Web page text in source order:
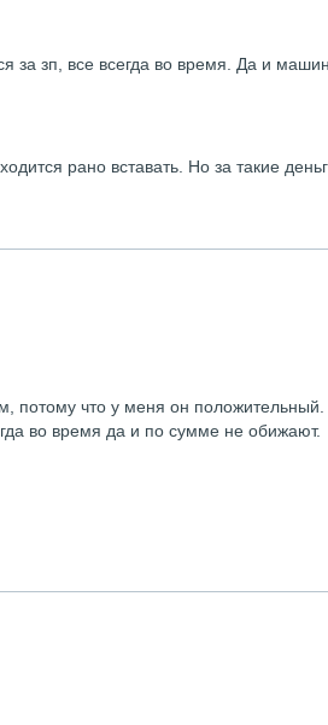
зп, все всегда во время. Да и
рано вставать. Но за такие
потому что у меня он
во время да и по сумме не обижают.